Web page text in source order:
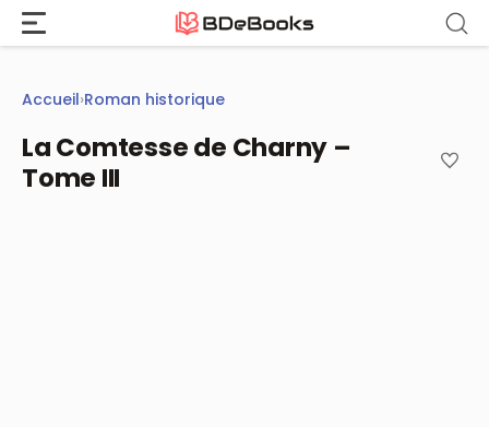
Aller
contenu
Accueil›Roman historique
La Comtesse de Charny –
Tome III